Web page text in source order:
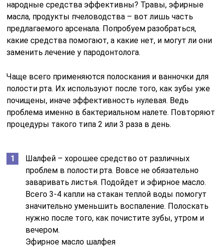
народные средства эффективны? Травы, эфирные
масла, продукты пчеловодства – вот лишь часть
предлагаемого арсенала. Попробуем разобраться,
какие средства помогают, а какие нет, и могут ли они
заменить лечение у пародонтолога.
Чаще всего применяются полоскания и ванночки для
полости рта. Их используют после того, как зубы уже
почищены, иначе эффективность нулевая. Ведь
проблема именно в бактериальном налете. Повторяют
процедуры такого типа 2 или 3 раза в день.
Шалфей – хорошее средство от различных
проблем в полости рта. Вовсе не обязательно
заваривать листья. Подойдет и эфирное масло.
Всего 3-4 капли на стакан теплой воды помогут
значительно уменьшить воспаление. Полоскать
нужно после того, как почистите зубы, утром и
вечером.
Эфирное масло шалфея